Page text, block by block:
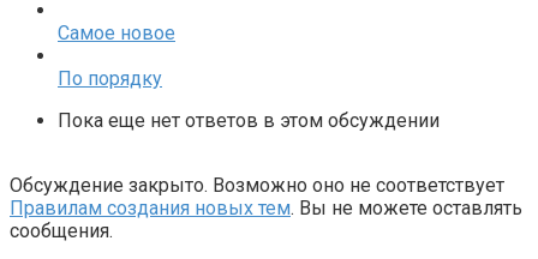
Самое новое
По порядку
Пока еще нет ответов в этом обсуждении
Обсуждение закрыто. Возможно оно не соответствует
Правилам создания новых тем. Вы не можете оставлять
сообщения.